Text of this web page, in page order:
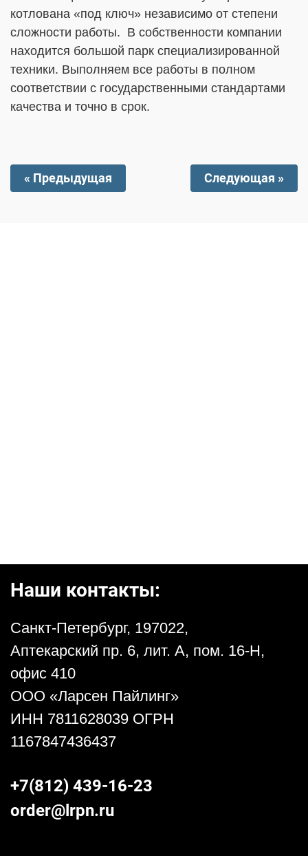
котлована «под ключ» независимо от степени
сложности работы. В собственности компании
находится большой парк специализированной
техники. Выполняем все работы в полном
соответствии с государственными стандартами
качества и точно в срок.
« Предыдущая Следующая »
Наши контакты:
Санкт-Петербург, 197022,
Аптекарский пр. 6, лит. А, пом. 16-Н,
офис 410
ООО «Ларсен Пайлинг»
ИНН 7811628039 ОГРН
1167847436437
+7(812) 439-16-23
order@lrpn.ru